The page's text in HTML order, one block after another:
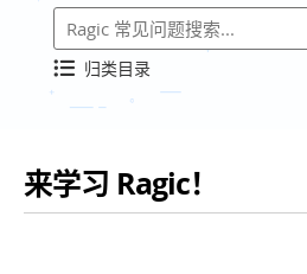
归类目录
来学习 Ragic！